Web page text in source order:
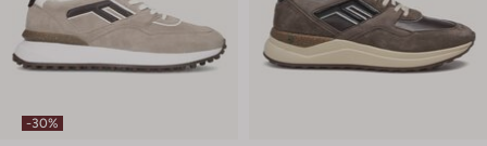
-30%